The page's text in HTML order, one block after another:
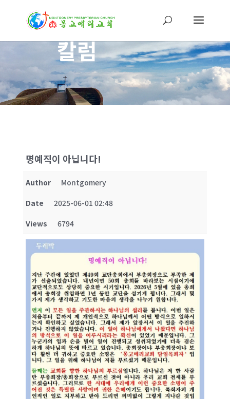
칼럼
명예직이 아닙니다!
Author
Montgomery
Date
2025-06-01 02:48
Views
6794